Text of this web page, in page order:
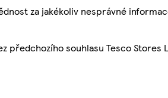
za jakékoliv nesprávné
předchozího souhlasu Tesco Stores